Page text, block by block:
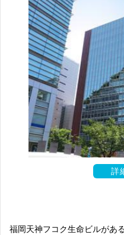
詳
福岡天神フコク生命ビルがあ